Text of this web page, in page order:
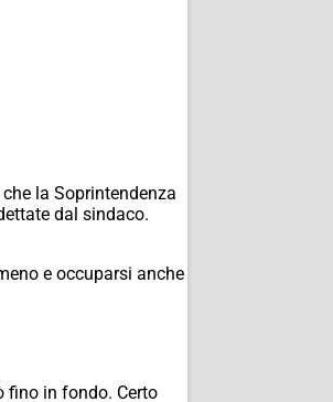
la Soprintendenza
dal sindaco.
e occuparsi anche
fino in fondo. Certo